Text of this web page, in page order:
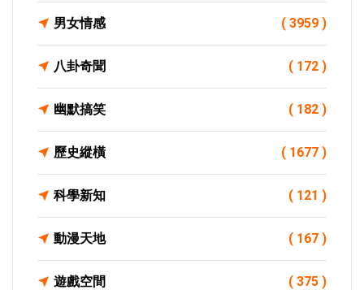
男女情感 ( 3959 )
八卦奇聞 ( 172 )
幽默搞笑 ( 182 )
歷史縱橫 ( 1677 )
科學新知 ( 121 )
動漫天地 ( 167 )
遊戲空間 ( 375 )